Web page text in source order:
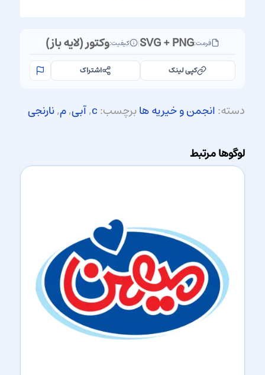
فرمت:SVG + PNG
| کیفیت:وکتور (لایه باز)
کپی لینک اشتراک
دسته:انجمن و خیریه هابرچسب:c
,آبی,م,نارنجی
لوگوها مرتبط